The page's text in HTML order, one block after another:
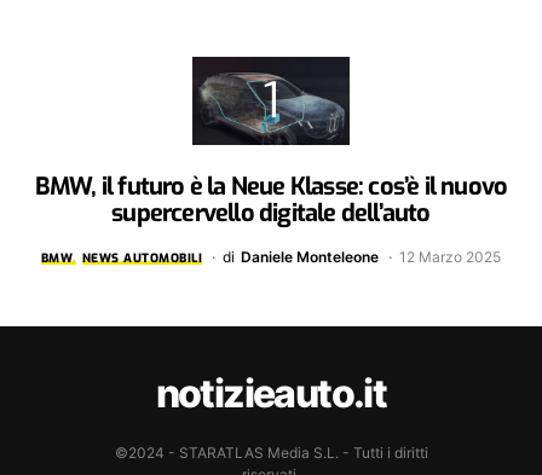
BMW, il futuro è la Neue Klasse: cos’è il nuovo
supercervello digitale dell’auto
BMW NEWS AUTOMOBILI di Daniele Monteleone 12 Marzo 2025
notizieauto.it
©2024 - STARATLAS Media S.L. - Tutti i diritti